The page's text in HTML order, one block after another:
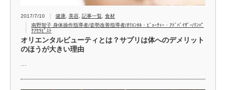
2017/7/10 健康 美容 記事一覧 食材
南野智子 身体操作指導者/姿勢改善指導者/ｵﾘｴﾝﾀﾙ・ﾋﾞｭｰﾃｨｰ・ｱﾄﾞﾊﾞｲｻﾞｰ/ﾘﾝﾊﾟ
ｹｱｾﾗﾋﾟｽﾄ
オリエンタルビューティとは？サプリは体へのデメリット
のほうが大きい理由